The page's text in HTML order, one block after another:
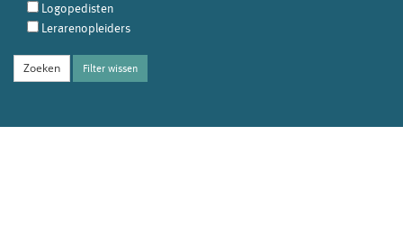
Logopedisten
Lerarenopleiders
Filter wissen